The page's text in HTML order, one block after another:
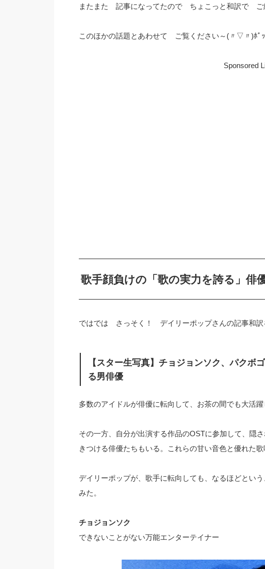
またまた 記事になってたので ちょこっと和訳で ご
このほかの話題とあわせて ご覧ください～(〃▽〃)ﾎﾟｯ
Sponsored
歌手顔負けの「歌の実力を誇る」俳
ではでは さっそく！ デイリーポップさんの記事和
【スター生写真】チョジョンソク、パク
る男俳優
多数のアイドルが俳優に転向して、お茶の間でも大活躍
その一方、自分が出演する作品のOSTに参加して、隠
きつける俳優たちもいる。これらの甘い音色と優れた歌
デイリーポップが、歌手に転向しても、なるほどとい
みた。
チョジョンソク
できないことがない万能エンターテイナー